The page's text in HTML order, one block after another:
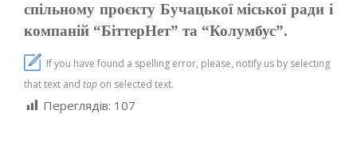
спільному проєкту Бучацької міської ради і
компаній “БіттерНет” та “Колумбус”.
If you have found a spelling error, please, notify us by selecting
that text and tap on selected text.
Переглядів: 107